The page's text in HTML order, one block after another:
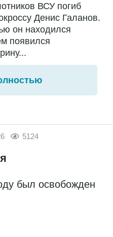
ВСУ погиб
Денис Галанов.
он находился
появился
5124
был освобожден